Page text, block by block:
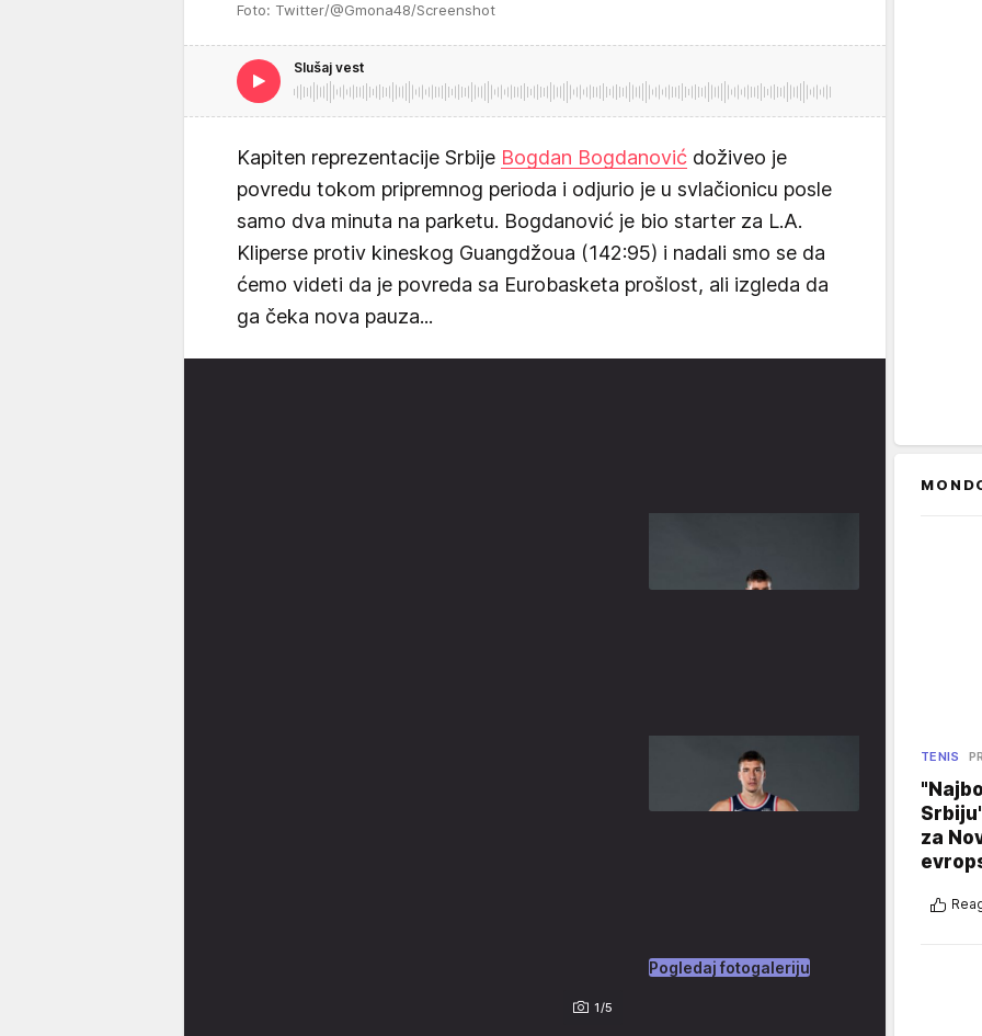
Foto: Twitter/@Gmona48/Screenshot
Slušaj vest
Kapiten reprezentacije Srbije Bogdan Bogdanović doživeo je
povredu tokom pripremnog perioda i odjurio je u svlačionicu posle
samo dva minuta na parketu. Bogdanović je bio starter za L.A.
Kliperse protiv kineskog Guangdžoua (142:95) i nadali smo se da
ćemo videti da je povreda sa Eurobasketa prošlost, ali izgleda da
ga čeka nova pauza...
1/5
Pogledaj fotogaleriju
TENIS
za